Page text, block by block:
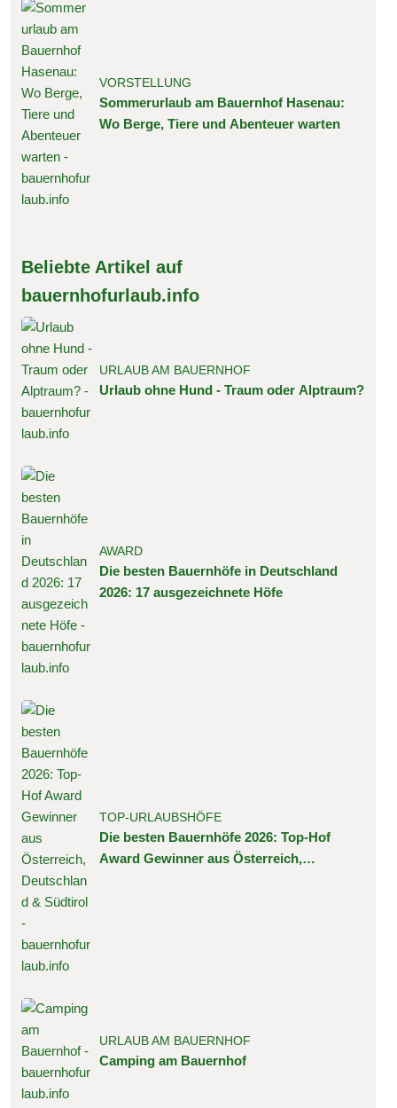
VORSTELLUNG
Sommerurlaub am Bauernhof Hasenau:
Wo Berge, Tiere und Abenteuer warten
Beliebte Artikel auf
bauernhofurlaub.info
URLAUB AM BAUERNHOF
Urlaub ohne Hund - Traum oder Alptraum?
AWARD
Die besten Bauernhöfe in Deutschland
2026: 17 ausgezeichnete Höfe
TOP-URLAUBSHÖFE
Die besten Bauernhöfe 2026: Top-Hof
Award Gewinner aus Österreich,
URLAUB AM BAUERNHOF
Camping am Bauernhof